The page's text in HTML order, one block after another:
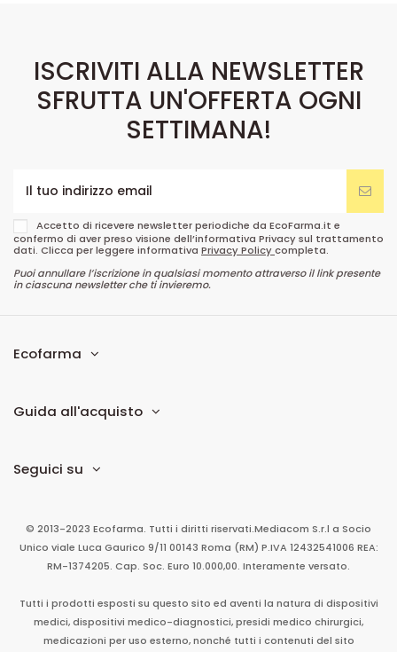
ISCRIVITI ALLA NEWSLETTER
SFRUTTA UN'OFFERTA OGNI
SETTIMANA!
Accetto di ricevere newsletter periodiche da EcoFarma.it e
confermo di aver preso visione dell’informativa Privacy sul trattamento
dati. Clicca per leggere informativa Privacy Policycompleta.
Puoi annullare l’iscrizione in qualsiasi momento attraverso il link presente
in ciascuna newsletter che ti invieremo.
Ecofarma
Guida all'acquisto
Seguici su
© 2013-2023 Ecofarma. Tutti i diritti riservati.Mediacom S.r.l a Socio
Unico viale Luca Gaurico 9/11 00143 Roma (RM) P.IVA 12432541006 REA:
RM-1374205. Cap. Soc. Euro 10.000,00. Interamente versato.
Tutti i prodotti esposti su questo sito ed aventi la natura di dispositivi
medici, dispositivi medico-diagnostici, presidi medico chirurgici,
medicazioni per uso esterno, nonché tutti i contenuti del sito